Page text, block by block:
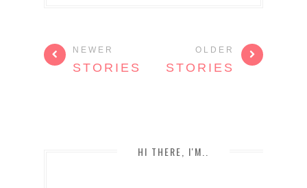
NEWER
STORIES
OLDER
STORIES
HI THERE, I'M..